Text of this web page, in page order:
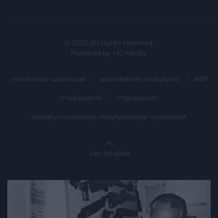
© 2025 All rights reserved.
Powered by HG Media.
moderálási szabályzat adatvédelmi szabályzat ászf
médiaajánló impresszum
akadálymentességi megfelelőségi nyilatkozat
Lap tetejére